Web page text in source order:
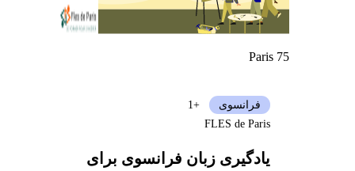
Paris 75
یادگیری زبان فرانسوی برای
فرانسوی
+1
FLES de Paris